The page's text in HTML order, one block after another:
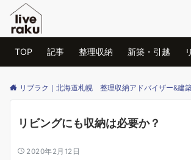
TOP 記事 整理収納 新築・引越
リブラク｜北海道札幌 整理収納アドバイザー&建築士 片づけ・新築・リフォ
リビングにも収納は必要か？
2020年2月12日